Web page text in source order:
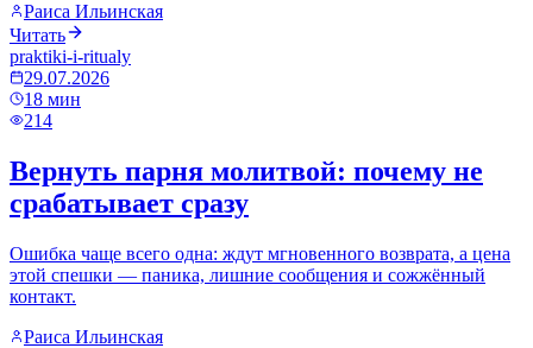
Раиса Ильинская
Читать
praktiki-i-ritualy
29.07.2026
18 мин
214
Вернуть парня молитвой: почему не
срабатывает сразу
Ошибка чаще всего одна: ждут мгновенного возврата, а цена
этой спешки — паника, лишние сообщения и сожжённый
контакт.
Раиса Ильинская